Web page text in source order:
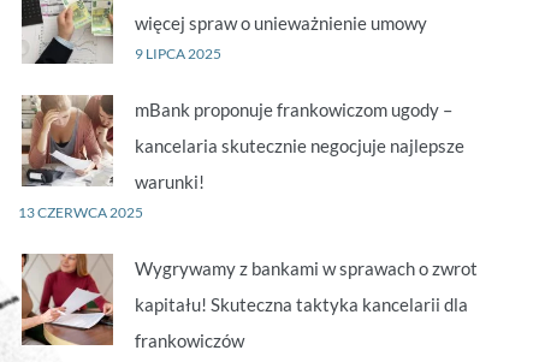
więcej spraw o unieważnienie umowy
9 LIPCA 2025
mBank proponuje frankowiczom ugody –
kancelaria skutecznie negocjuje najlepsze
warunki!
13 CZERWCA 2025
Wygrywamy z bankami w sprawach o zwrot
kapitału! Skuteczna taktyka kancelarii dla
frankowiczów